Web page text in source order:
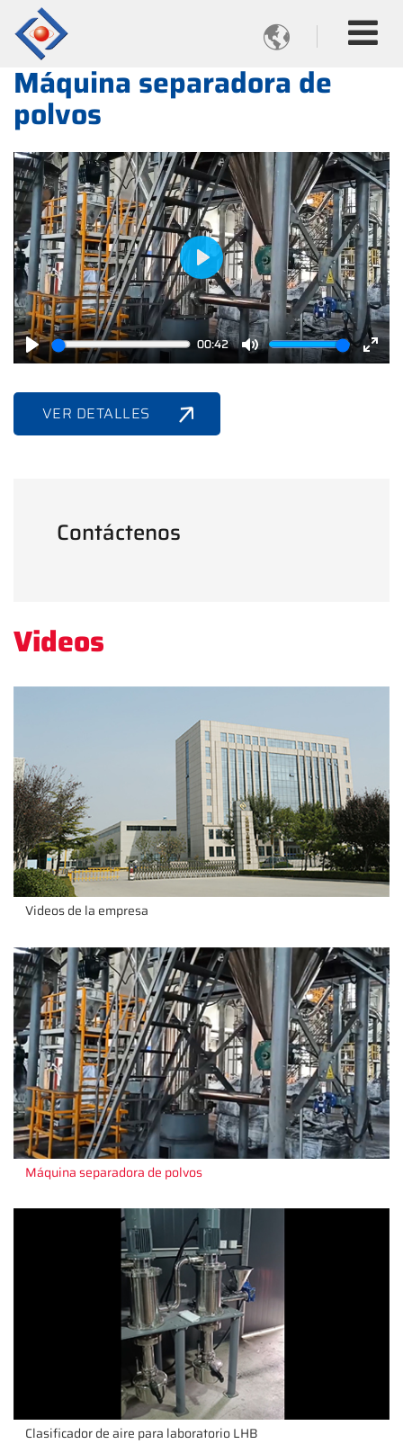

Máquina separadora de
polvos
Play
00:42
Mute
Play
VER DETALLES
Contáctenos
Videos
Videos de la empresa
Máquina separadora de polvos
Clasificador de aire para laboratorio LHB